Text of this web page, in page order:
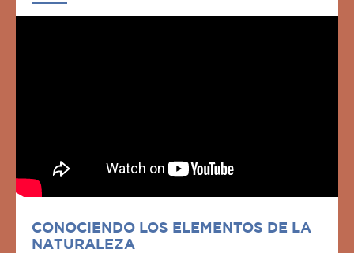
CONOCIENDO LOS ELEMENTOS DE LA
NATURALEZA